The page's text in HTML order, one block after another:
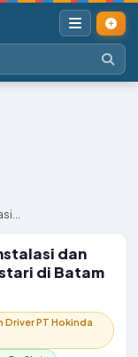
dan
di Batam
Driver PT Hokinda